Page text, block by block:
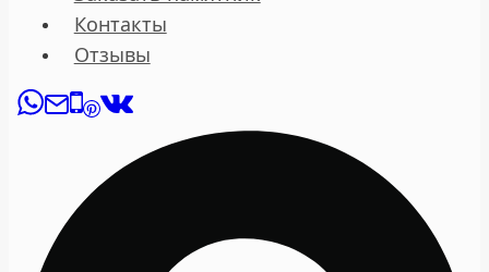
Контакты
Отзывы